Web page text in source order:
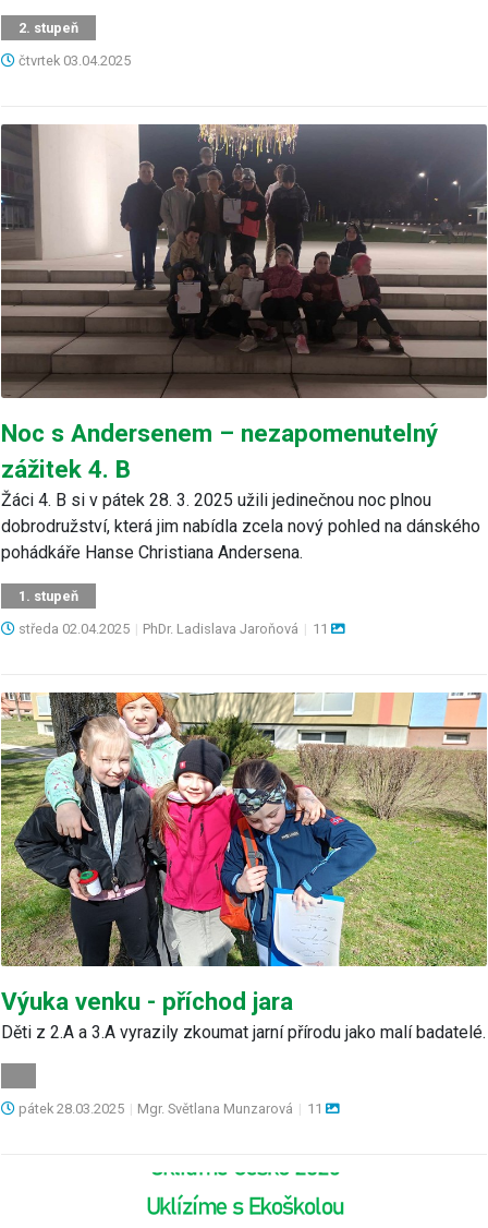
2. stupeň
čtvrtek 03.04.2025
Noc s Andersenem – nezapomenutelný
zážitek 4. B
Žáci 4. B si v pátek 28. 3. 2025 užili jedinečnou noc plnou
dobrodružství, která jim nabídla zcela nový pohled na dánského
pohádkáře Hanse Christiana Andersena.
1. stupeň
středa 02.04.2025 | PhDr. Ladislava Jaroňová | 11
Výuka venku - příchod jara
Děti z 2.A a 3.A vyrazily zkoumat jarní přírodu jako malí badatelé.
pátek 28.03.2025 | Mgr. Světlana Munzarová | 11